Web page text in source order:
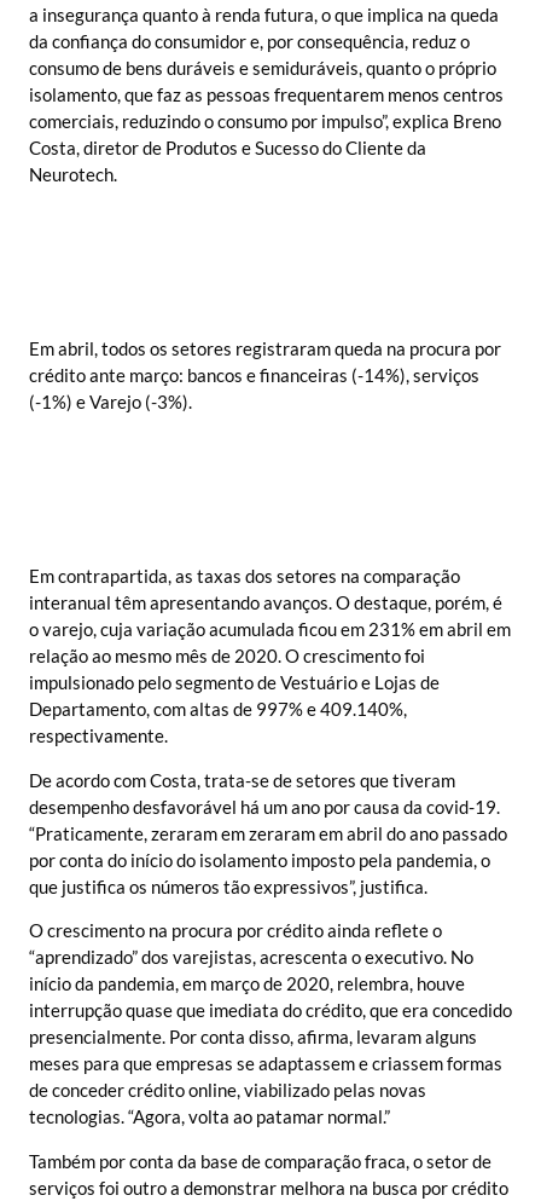
a insegurança quanto à renda futura, o que implica na queda
da confiança do consumidor e, por consequência, reduz o
consumo de bens duráveis e semiduráveis, quanto o próprio
isolamento, que faz as pessoas frequentarem menos centros
comerciais, reduzindo o consumo por impulso”, explica Breno
Costa, diretor de Produtos e Sucesso do Cliente da
Neurotech.
Em abril, todos os setores registraram queda na procura por
crédito ante março: bancos e financeiras (-14%), serviços
(-1%) e Varejo (-3%).
Em contrapartida, as taxas dos setores na comparação
interanual têm apresentando avanços. O destaque, porém, é
o varejo, cuja variação acumulada ficou em 231% em abril em
relação ao mesmo mês de 2020. O crescimento foi
impulsionado pelo segmento de Vestuário e Lojas de
Departamento, com altas de 997% e 409.140%,
respectivamente.
De acordo com Costa, trata-se de setores que tiveram
desempenho desfavorável há um ano por causa da covid-19.
“Praticamente, zeraram em zeraram em abril do ano passado
por conta do início do isolamento imposto pela pandemia, o
que justifica os números tão expressivos”, justifica.
O crescimento na procura por crédito ainda reflete o
“aprendizado” dos varejistas, acrescenta o executivo. No
início da pandemia, em março de 2020, relembra, houve
interrupção quase que imediata do crédito, que era concedido
presencialmente. Por conta disso, afirma, levaram alguns
meses para que empresas se adaptassem e criassem formas
de conceder crédito online, viabilizado pelas novas
tecnologias. “Agora, volta ao patamar normal.”
Também por conta da base de comparação fraca, o setor de
serviços foi outro a demonstrar melhora na busca por crédito